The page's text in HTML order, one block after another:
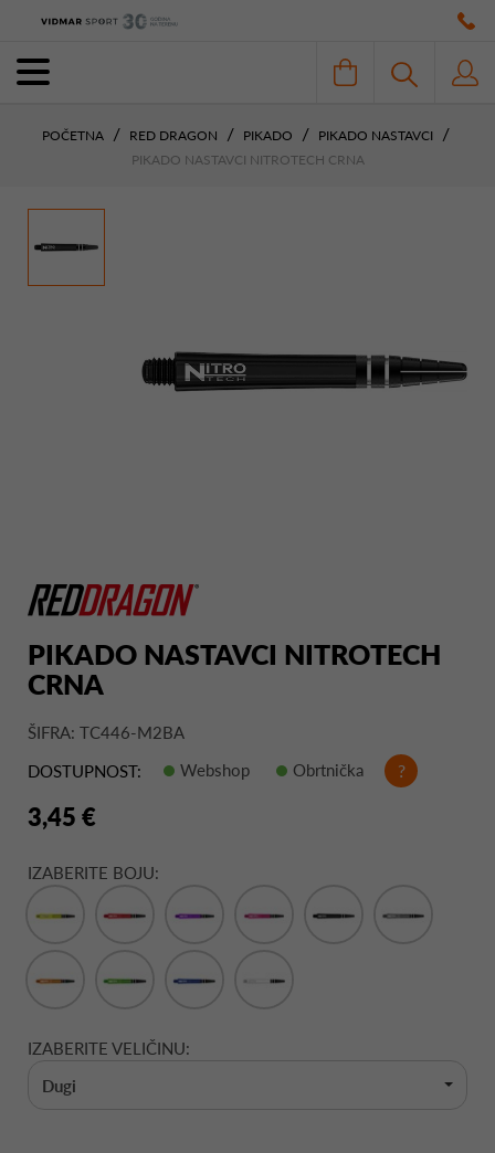
POČETNA RED DRAGON PIKADO
PIKADO NASTAVCI
PIKADO NASTAVCI NITROTECH CRNA
PIKADO NASTAVCI NITROTECH
CRNA
ŠIFRA: TC446-M2BA
DOSTUPNOST:
Webshop Obrtnička ?
3,45 €
IZABERITE BOJU:
IZABERITE VELIČINU:
Dugi